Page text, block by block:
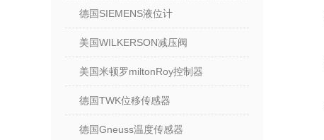
德国SIEMENS液位计
美国WILKERSON减压阀
美国米顿罗miltonRoy控制器
德国TWK位移传感器
德国Gneuss温度传感器